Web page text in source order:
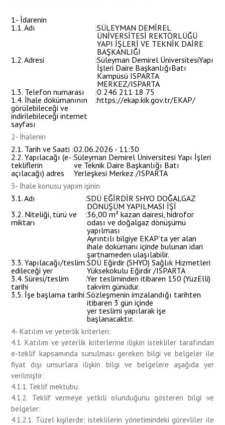
1- İdarenin
1.1. Adı
:SÜLEYMAN DEMİREL
ÜNİVERSİTESİ REKTÖRLÜĞÜ
YAPI İŞLERİ VE TEKNİK DAİRE
BAŞKANLIĞI
1.2. Adresi
:Süleyman Demirel ÜniversitesiYapı
İşleri Daire BaşkanlığıBatı
Kampüsü ISPARTA
MERKEZ/ISPARTA
1.3. Telefon numarası
:0 246 211 18 75
1.4. İhale dokümanının
görülebileceği ve
indirilebileceği internet
sayfası
:https://ekap.kik.gov.tr/EKAP/
2- İhalenin
2.1. Tarih ve Saati :02.06.2026 - 11:30
2.2. Yapılacağı (e-
tekliflerin
açılacağı) adres
:Süleyman Demirel Üniversitesi Yapı İşleri
ve Teknik Daire Başkanlığı Batı
Yerleşkesi Merkez /ISPARTA
3- İhale konusu yapım işinin
3.1. Adı :SDÜ EĞİRDİR SHYO DOĞALGAZ
DÖNÜŞÜM YAPILMASI İŞİ
3.2. Niteliği, türü ve
miktarı
:36,00 m² kazan dairesi, hidrofor
odası ve doğalgaz dönüşümü
yapılması
Ayrıntılı bilgiye EKAP’ta yer alan
ihale dokümanı içinde bulunan idari
şartnameden ulaşılabilir.
3.3. Yapılacağı/teslim
edileceği yer
:SDÜ Eğirdir (SHYO) Sağlık Hizmetleri
Yüksekokulu Eğirdir /ISPARTA
3.4. Süresi/teslim
tarihi
:Yer tesliminden itibaren 150 (YüzElli)
takvim günüdür.
3.5. İşe başlama tarihi:Sözleşmenin imzalandığı tarihten
itibaren 3 gün içinde
yer teslimi yapılarak işe
başlanacaktır.
4- Katılım ve yeterlik kriterleri:
4.1. Katılım ve yeterlik kriterlerine ilişkin istekliler tarafından
e-teklif kapsamında sunulması gereken bilgi ve belgeler ile
fiyat dışı unsurlara ilişkin bilgi ve belgelere aşağıda yer
verilmiştir:
4.1.1. Teklif mektubu.
4.1.2. Teklif vermeye yetkili olunduğunu gösteren bilgi ve
belgeler:
4.1.2.1. Tüzel kişilerde; isteklilerin yönetimindeki görevliler ile